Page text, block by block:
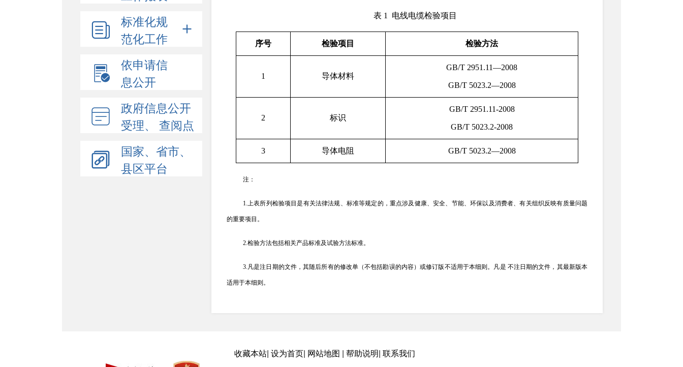
标准化规
范化工作
依申请信
息公开
政府信息公开
受理、 查阅点
国家、省市、
县区平台
表 1 电线电缆检验项目
序号 检验项目 检验方法
1 导体材料
GB/T 2951.11—2008
GB/T 5023.2—2008
2 标识
GB/T 2951.11-2008
GB/T 5023.2-2008
3 导体电阻 GB/T 5023.2—2008
注：
1.上表所列检验项目是有关法律法规、标准等规定的，重点涉及健康、安全、节能、环保以及消费者、有关组织反映有质量问题
的重要项目。
2.检验方法包括相关产品标准及试验方法标准。
3.凡是注日期的文件，其随后所有的修改单（不包括勘误的内容）或修订版不适用于本细则。凡是 不注日期的文件，其最新版本
适用于本细则。
3 判定规则
收藏本站| 设为首页| 网站地图 | 帮助说明| 联系我们